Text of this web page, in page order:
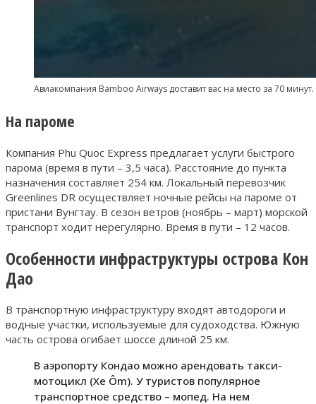
Авиакомпания Bamboo Airways доставит вас на место за 70 минут.
На пароме
Компания Phu Quoc Express предлагает услуги быстрого
парома (время в пути – 3,5 часа). Расстояние до пункта
назначения составляет 254 км. Локальный перевозчик
Greenlines DR осуществляет ночные рейсы на пароме от
пристани Вунгтау. В сезон ветров (ноябрь – март) морской
транспорт ходит нерегулярно. Время в пути – 12 часов.
Особенности инфраструктуры острова Кон
Дао
В транспортную инфраструктуру входят автодороги и
водные участки, используемые для судоходства. Южную
часть острова огибает шоссе длиной 25 км.
В аэропорту Кондао можно арендовать такси-
мотоцикл (Xe Ôm). У туристов популярное
транспортное средство – мопед. На нем